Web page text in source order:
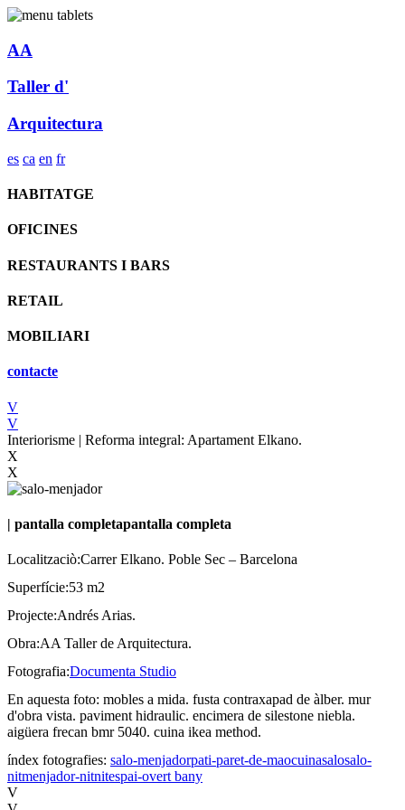
AA
Taller d'
Arquitectura
es ca en fr
HABITATGE
OFICINES
RESTAURANTS I BARS
RETAIL
MOBILIARI
contacte
V
V
Interiorisme | Reforma integral: Apartament Elkano.
X
X
| pantalla completapantalla completa
Localitzaciò:Carrer Elkano. Poble Sec – Barcelona
Superfície:53 m2
Projecte:Andrés Arias.
Obra:AA Taller de Arquitectura.
Fotografia:Documenta Studio
En aquesta foto: mobles a mida. fusta contraxapad de àlber. mur
d'obra vista. paviment hidraulic. encimera de silestone niebla.
aigüera frecan bmr 5040. cuina ikea method.
índex fotografies: salo-menjadorpati-paret-de-maocuinasalosalo-
nitmenjador-nitnitespai-overt bany
V